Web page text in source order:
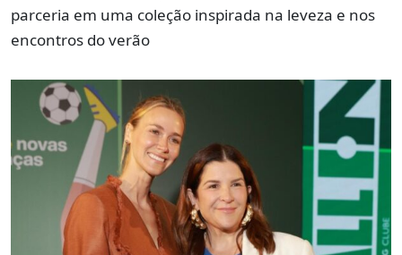
parceria em uma coleção inspirada na leveza e nos
encontros do verão